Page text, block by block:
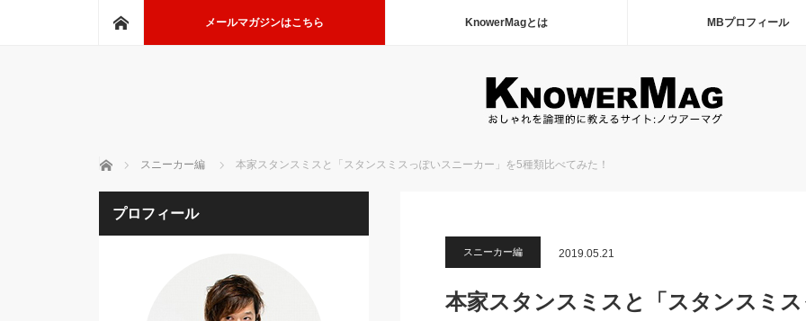
メールマガジンはこちら KnowerMagとは MBプロフィール
ホーム スニーカー編 本家スタンスミスと「スタンスミスっぽいスニーカー」を5種類比べてみた！
スニーカー編 2019.05.21
本家スタンスミスと「スタンスミ
プロフィール